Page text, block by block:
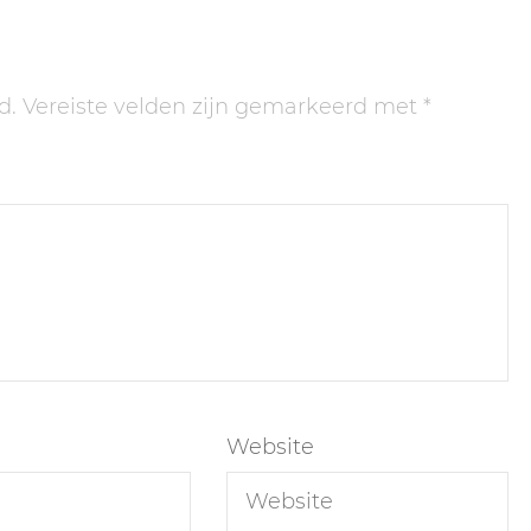
Vereiste velden zijn gemarkeerd met *
Website